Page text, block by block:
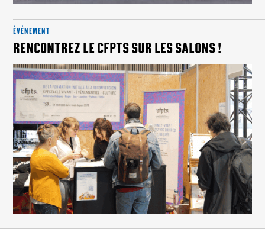
ÉVÉNEMENT
RENCONTREZ LE CFPTS SUR LES SALONS !